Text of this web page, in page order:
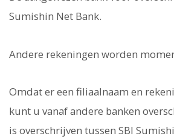
Sumishin Net Bank.
Andere rekeningen worden
Omdat er een filiaalnaam en
kunt u vanaf andere banken
is overschrijven tussen SBI